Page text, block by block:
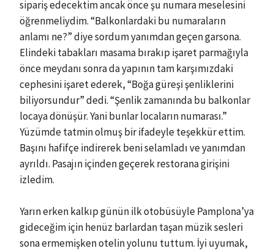
sipariş edecektim ancak önce şu numara meselesini
öğrenmeliydim. “Balkonlardaki bu numaraların
anlamı ne?” diye sordum yanımdan geçen garsona.
Elindeki tabakları masama bırakıp işaret parmağıyla
önce meydanı sonra da yapının tam karşımızdaki
cephesini işaret ederek, “Boğa güreşi şenliklerini
biliyorsundur” dedi. “Şenlik zamanında bu balkonlar
locaya dönüşür. Yani bunlar locaların numarası.”
Yüzümde tatmin olmuş bir ifadeyle teşekkür ettim.
Başını hafifçe indirerek beni selamladı ve yanımdan
ayrıldı. Pasajın içinden geçerek restorana girişini
izledim.
Yarın erken kalkıp günün ilk otobüsüyle Pamplona’ya
gideceğim için henüz barlardan taşan müzik sesleri
sona ermemişken otelin yolunu tuttum. İyi uyumak,